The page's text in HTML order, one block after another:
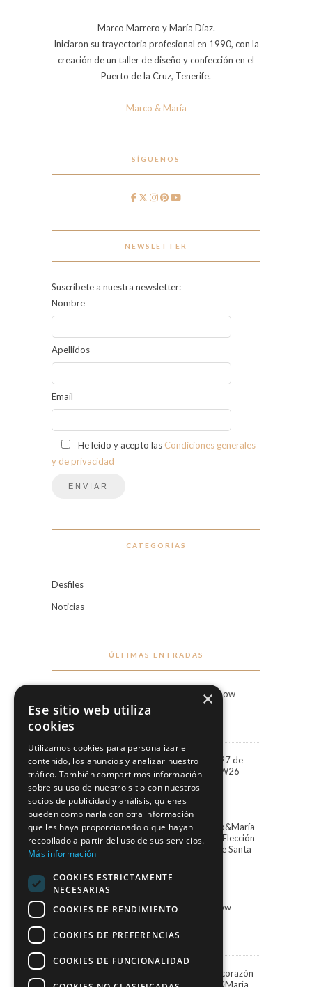
Marco Marrero y María Díaz.
Iniciaron su trayectoria profesional en 1990, con la
creación de un taller de diseño y confección en el
Puerto de la Cruz, Tenerife.
Marco & María
SÍGUENOS
NEWSLETTER
Suscríbete a nuestra newsletter:
Nombre
Apellidos
Email
He leído y acepto las Condiciones generales
y de privacidad
CATEGORÍAS
Desfiles
Noticias
ÚLTIMAS ENTRADAS
Marco & María Fashion Show
“Miradas”
“Miradas” la colección 2027 de
Marco&María llega a BBFW26
24 abril, 2026
Paula Vázquez elige Marco&María
para presentar la Gala de Elección
de la Reina del Carnaval de Santa
13 febrero, 2026
Marco&María Fashion Show
5 febrero, 2026
Una Navidad blanca en el corazón
de Santa Cruz con Marco&María
×
Ese sitio web utiliza
cookies
Utilizamos cookies para personalizar el
contenido, los anuncios y analizar nuestro
tráfico. También compartimos información
sobre su uso de nuestro sitio con nuestros
socios de publicidad y análisis, quienes
pueden combinarla con otra información
que les haya proporcionado o que hayan
recopilado a partir del uso de sus servicios.
Más información
COOKIES ESTRICTAMENTE
NECESARIAS
COOKIES DE RENDIMIENTO
COOKIES DE PREFERENCIAS
COOKIES DE FUNCIONALIDAD